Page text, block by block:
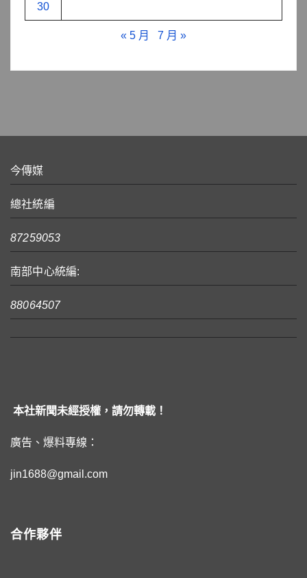
30
« 5 月 7 月 »
今傳媒
總社統編
87259053
南部中心統編:
88064507
本社新聞未經授權，請勿轉載！
廣告、爆料專線：
jin1688@gmail.com
合作夥伴